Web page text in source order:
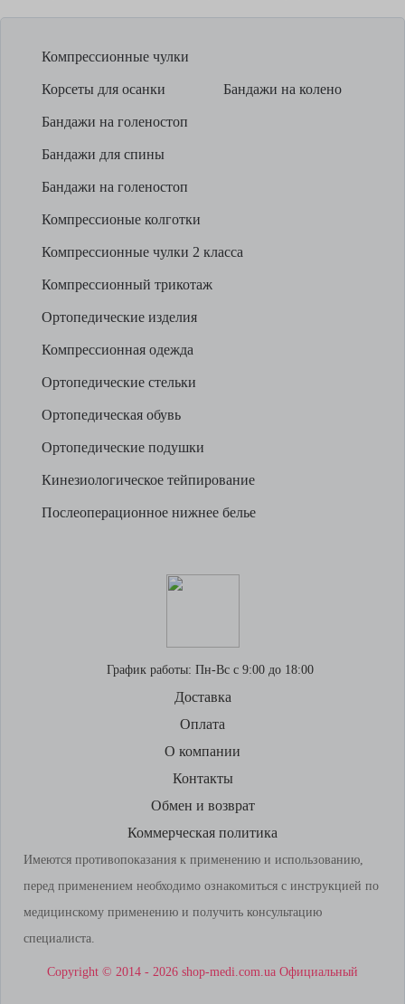
Компрессионные чулки
Корсеты для осанки Бандажи на колено
Бандажи на голеностоп
Бандажи для спины
Бандажи на голеностоп
Компрессионые колготки
Компрессионные чулки 2 класса
Компрессионный трикотаж
Ортопедические изделия
Компрессионная одежда
Ортопедические стельки
Ортопедическая обувь
Ортопедические подушки
Кинезиологическое тейпирование
Послеоперационное нижнее белье
График работы: Пн-Вс с 9:00 до 18:00
Доставка
Оплата
О компании
Контакты
Обмен и возврат
Коммерческая политика
Имеются противопоказания к применению и использованию,
перед применением необходимо ознакомиться с инструкцией по
медицинскому применению и получить консультацию
специалиста.
Copyright © 2014 - 2026 shop-medi.com.ua Официальный